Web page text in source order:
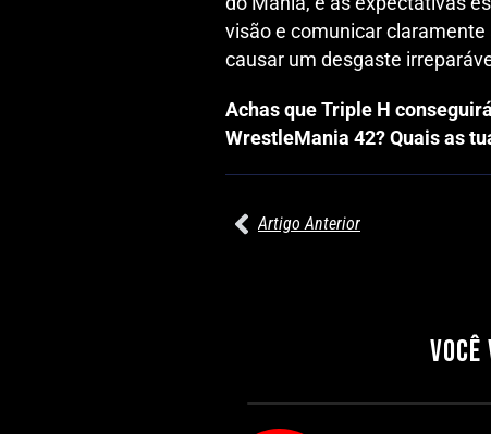
visão e comunicar
causar um desgaste
Achas que Triple H
WrestleMania 42? Quais as
Artigo Anterior
VOCÊ